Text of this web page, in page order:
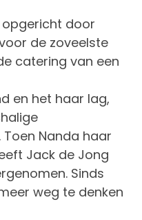
opgericht door
de zoveelste
catering van een
en het haar lag,
Nanda haar
Jack de Jong
Sinds
weg te denken